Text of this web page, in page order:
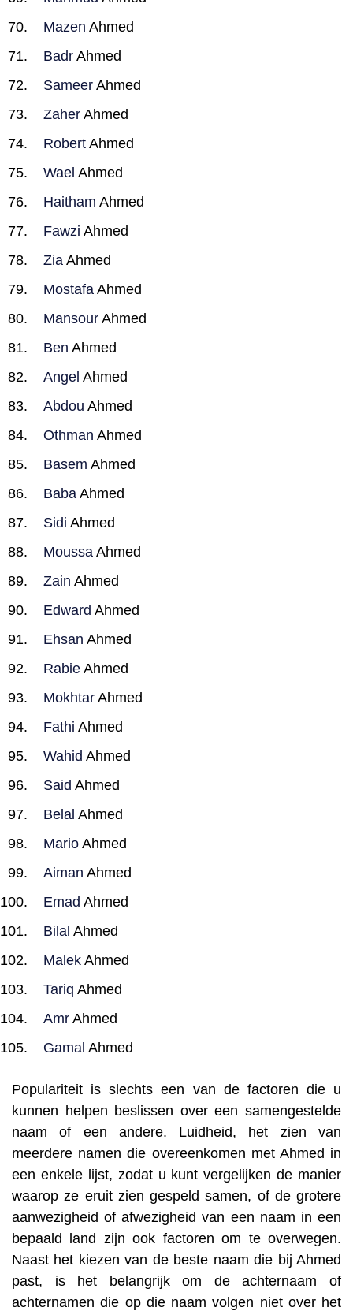
Mazen Ahmed
Badr Ahmed
Sameer Ahmed
Zaher Ahmed
Robert Ahmed
Wael Ahmed
Haitham Ahmed
Fawzi Ahmed
Zia Ahmed
Mostafa Ahmed
Mansour Ahmed
Ben Ahmed
Angel Ahmed
Abdou Ahmed
Othman Ahmed
Basem Ahmed
Baba Ahmed
Sidi Ahmed
Moussa Ahmed
Zain Ahmed
Edward Ahmed
Ehsan Ahmed
Rabie Ahmed
Mokhtar Ahmed
Fathi Ahmed
Wahid Ahmed
Said Ahmed
Belal Ahmed
Mario Ahmed
Aiman Ahmed
Emad Ahmed
Bilal Ahmed
Malek Ahmed
Tariq Ahmed
Amr Ahmed
Gamal Ahmed
Populariteit is slechts een van de factoren die u
kunnen helpen beslissen over een samengestelde
naam of een andere. Luidheid, het zien van
meerdere namen die overeenkomen met Ahmed in
een enkele lijst, zodat u kunt vergelijken de manier
waarop ze eruit zien gespeld samen, of de grotere
aanwezigheid of afwezigheid van een naam in een
bepaald land zijn ook factoren om te overwegen.
Naast het kiezen van de beste naam die bij Ahmed
past, is het belangrijk om de achternaam of
achternamen die op die naam volgen niet over het